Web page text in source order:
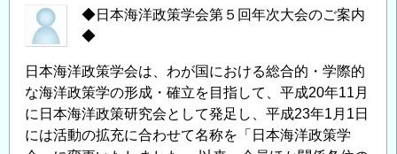
年
次
大
会
の
開
◆日本海洋政策学会第５回年次大会のご案内
◆
日本海洋政策学会は、わが国における総合的・学際的
な海洋政策学の形成・確立を目指して、平成20年11月
に日本海洋政策研究会として発足し、平成23年1月1日
には活動の拡充に合わせて名称を「日本海洋政策学